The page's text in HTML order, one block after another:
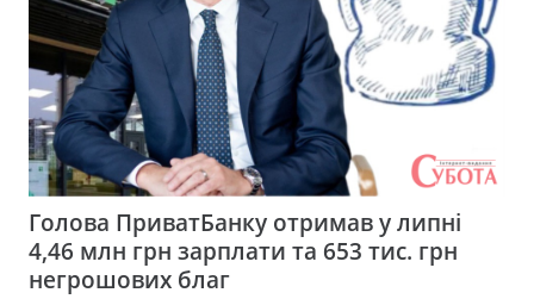
Голова ПриватБанку отримав у липні
4,46 млн грн зарплати та 653 тис. грн
негрошових благ